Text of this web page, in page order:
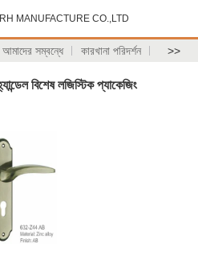
MANUFACTURE CO.,LTD
আমাদের সম্বন্ধে কারখানা পরিদর্শন >>
বিশেষ লজিস্টিক প্যাকেজিং